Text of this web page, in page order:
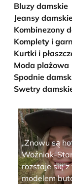
Bluzy damskie
Jeansy
Kombinezony
Komplety i
Kurtki i
Moda plażowa
Spodnie
Swetry
„Znowu są
Woźniak-
rozstaje się
modelem